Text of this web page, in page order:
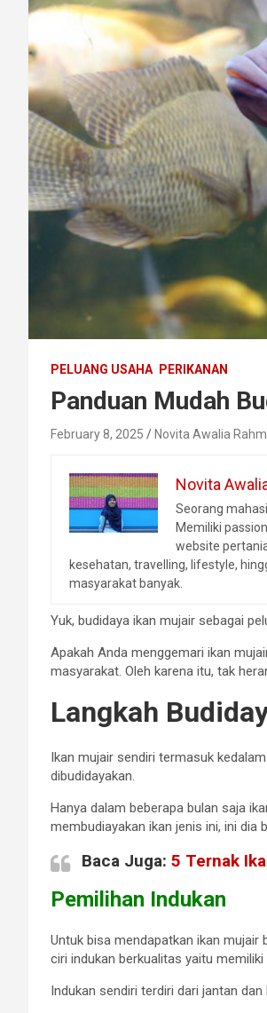
PELUANG USAHA PERIKANAN
Panduan Mudah
February 8, 2025 Novita Awalia
Novita
Seorang
Memiliki
website
kesehatan, travelling, lifestyle,
masyarakat banyak.
Yuk, budidaya ikan mujair sebagai
Apakah Anda menggemari ikan
masyarakat. Oleh karena itu, tak
Langkah
Ikan mujair sendiri termasuk
dibudidayakan.
Hanya dalam beberapa bulan saja
membudiayakan ikan jenis ini, ini dia
Baca Juga: 5 Ternak
Pemilihan Indukan
Untuk bisa mendapatkan ikan mujair
ciri indukan berkualitas yaitu
Indukan sendiri terdiri dari jantan